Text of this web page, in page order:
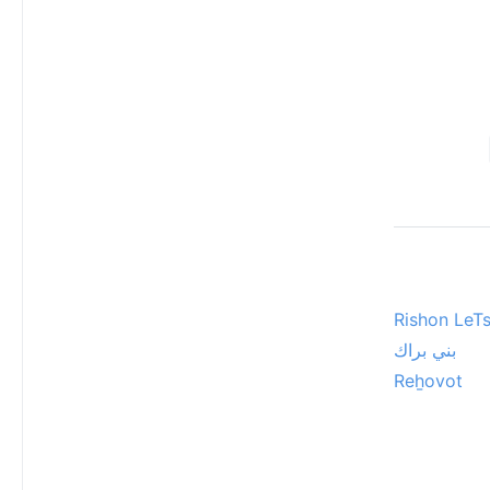
Rishon
بني براك
Reẖovot